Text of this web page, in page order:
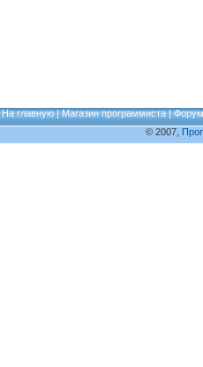
На главную|Магазин программиста|Форум
© 2007,